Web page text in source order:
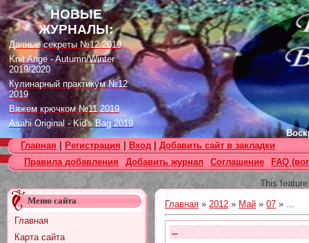
НОВЫЕ
ЖУРНАЛЫ:
Дачные секреты №12 2019
Knit Ange - Autumn/Winter
2019/2020
Кулинарный практикум №12
2019
Вяжем крючком №11 2019
Asahi Original - Kid's Bag 2019
Цветок. Спецвыпуск №4 2019
Designs in Machine Embroidery
№116 2019
Burda Örgü dergisi №2 2019
Loopy Mango Knitting: 34
Fashionable Pieces You Can
Make in a Day
Craft Stamper - January 2020
Главная
Регистрация Вход
Добавить сайт в закладки
Правила добавления
Добавить журнал Соглашение FAQ
This
Меню сайта
Главная
Карта сайта
Главная » 2012 » Май » 07 » ...
...